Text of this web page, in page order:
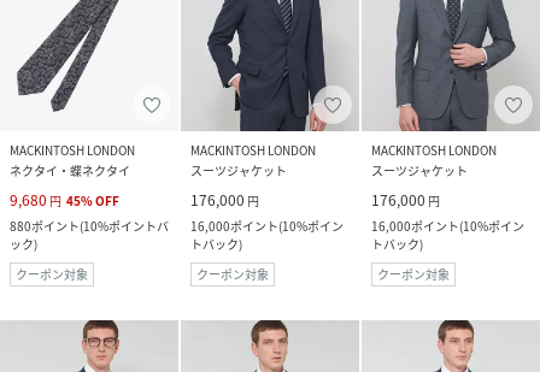
MACKINTOSH LONDON
ネクタイ・蝶ネクタイ
9,680 円 45%OFF
880ポイント(10%ポイントバ
ック)
クーポン対象
MACKINTOSH LONDON
スーツジャケット
176,000 円
16,000ポイント(10%ポイン
トバック)
クーポン対象
MACKINTOSH LONDON
スーツジャケット
176,000 円
16,000ポイント(10%ポイン
トバック)
クーポン対象